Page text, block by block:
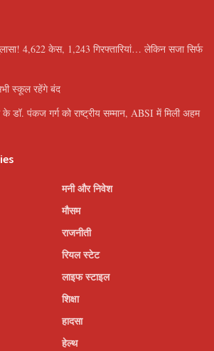
4,622 केस, 1,243 गिरफ्तारियां… लेकिन सजा सिर्फ
स्कूल रहेंगे बंद
डॉ. पंकज गर्ग को राष्ट्रीय सम्मान, ABSI में मिली अहम
मनी और निवेश
मौसम
राजनीती
रियल स्टेट
लाइफ स्टाइल
शिक्षा
हादसा
हेल्थ